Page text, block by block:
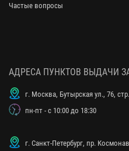
Частые вопросы
АДРЕСА ПУНКТОВ ВЫДАЧИ
г. Москва, Бутырская ул., 76,
пн-пт - с 10:00 до 18:30
г. Санкт-Петербург, пр.